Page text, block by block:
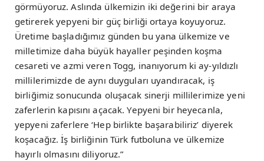
görmüyoruz. Aslında ülkemizin iki değerini bir araya
getirerek yepyeni bir güç birliği ortaya koyuyoruz.
Üretime başladığımız günden bu yana ülkemize ve
milletimize daha büyük hayaller peşinden koşma
cesareti ve azmi veren Togg, inanıyorum ki ay-yıldızlı
millilerimizde de aynı duyguları uyandıracak, iş
birliğimiz sonucunda oluşacak sinerji millilerimize yeni
zaferlerin kapısını açacak. Yepyeni bir heyecanla,
yepyeni zaferlere ‘Hep birlikte başarabiliriz’ diyerek
koşacağız. İş birliğinin Türk futboluna ve ülkemize
hayırlı olmasını diliyoruz.”